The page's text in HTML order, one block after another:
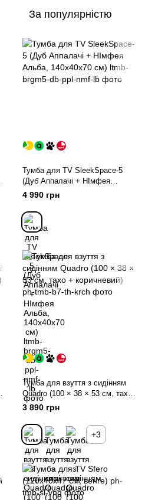
За популярністю
Тумба для TV SleekSpace-5
(Дуб Аппалачі + НІмфея
Альба, 140х40х70 см)
4 990 грн
Тумба для взуття з сидінням
Quadro (100 × 38 × 53 см, тахо
+ коричневий)
3 890 грн
+3